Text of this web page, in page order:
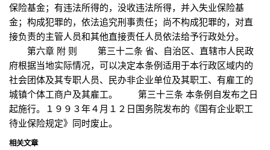
保险基金；有违法所得的，没收违法所得，并入失业保险基
金；构成犯罪的，依法追究刑事责任；尚不构成犯罪的，对直
接负责的主管人员和其他直接责任人员依法给予行政处分。
第六章 附 则 第三十二条 省、自治区、直辖市人民政
府根据当地实际情况，可以决定本条例适用于本行政区域内的
社会团体及其专职人员、民办非企业单位及其职工、有雇工的
城镇个体工商户及其雇工。 第三十三条 本条例自发布之日
起施行。１９９３年４月１２日国务院发布的《国有企业职工
待业保险规定》同时废止。
相关文章